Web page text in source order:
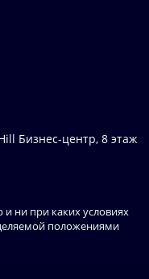
​Бизнес-центр, 8 этаж
ни при каких условиях
положениями